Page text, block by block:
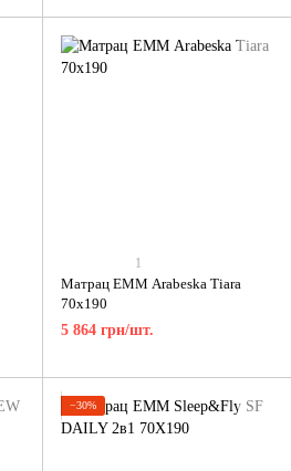
1
Матрац ЕММ Arabeska Tiara
70x190
5 864 грн/шт.
−30%